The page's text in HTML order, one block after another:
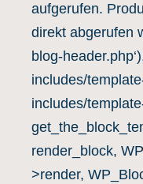
aufgerufen.
direkt abgerufen
blog-
includes/
includes/
render_block,
>render,